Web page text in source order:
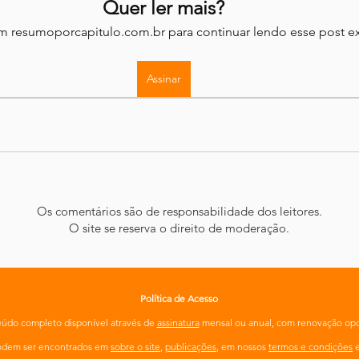
Quer ler mais?
resumoporcapitulo.com.br para continuar lendo esse post
Assinar
Os comentários são de responsabilidade dos leitores.
O site se reserva o direito de moderação.
Política de Acesso
completo disponível através de assinaturamensal ou anual, com renovação
ser encontrados em sobre o site, publicações, em nossos termos e condições